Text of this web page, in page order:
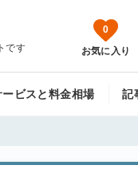
です
0
お気に入り
ービスと料金相場 記